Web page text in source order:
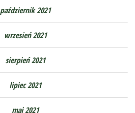
październik 2021
wrzesień 2021
sierpień 2021
lipiec 2021
maj 2021